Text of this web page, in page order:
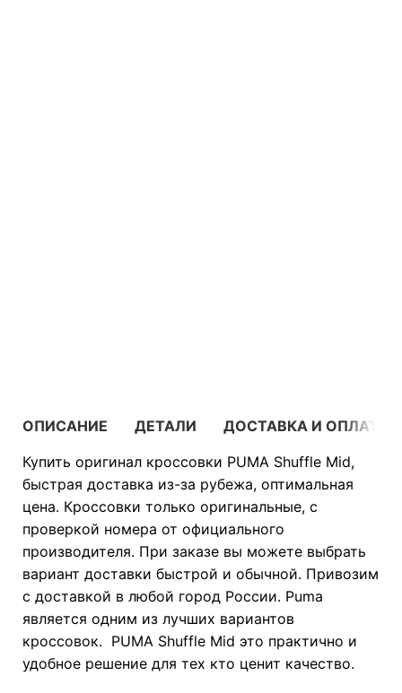
ОПИСАНИЕ ДЕТАЛИ
ДОСТАВКА И ОПЛАТА
Купить оригинал кроссовки PUMA Shuffle Mid,
быстрая доставка из-за рубежа, оптимальная
цена. Кроссовки только оригинальные, с
проверкой номера от официального
производителя. При заказе вы можете выбрать
вариант доставки быстрой и обычной. Привозим
с доставкой в любой город России. Puma
является одним из лучших вариантов
кроссовок. PUMA Shuffle Mid это практично и
удобное решение для тех кто ценит качество.